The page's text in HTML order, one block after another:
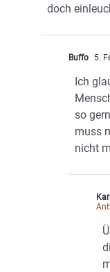
doch
Buffo 5.
Ich
so
muss
nicht